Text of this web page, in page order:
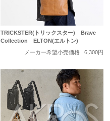
TRICKSTER(トリックスター) Brave
Collection ELTON(エルトン)
メーカー希望小売価格
6,300円